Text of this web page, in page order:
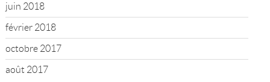
juin 2018
février 2018
octobre 2017
août 2017